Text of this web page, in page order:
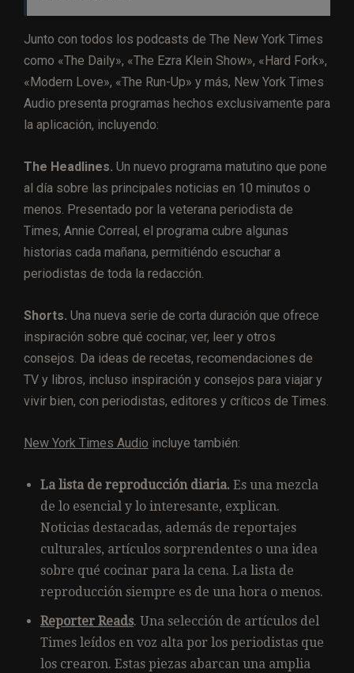
Junto con todos los podcasts de The New York Times
como «The Daily», «The Ezra Klein Show», «Hard Fork»,
«Modern Love», «The Run-Up» y más, New York Times
Audio presenta programas hechos exclusivamente para
la aplicación, incluyendo:
The Headlines. Un nuevo programa matutino que pone
al día sobre las principales noticias en 10 minutos o
menos. Presentado por la veterana periodista de
Times, Annie Correal, el programa cubre algunas
historias cada mañana, permitiéndo escuchar a
periodistas de toda la redacción.
Shorts. Una nueva serie de corta duración que ofrece
inspiración sobre qué cocinar, ver, leer y otros
consejos. Da ideas de recetas, recomendaciones de
TV y libros, incluso inspiración y consejos para viajar y
vivir bien, con periodistas, editores y críticos de Times.
New York Times Audio incluye también:
La lista de reproducción diaria. Es una mezcla
de lo esencial y lo interesante, explican.
Noticias destacadas, además de reportajes
culturales, artículos sorprendentes o una idea
sobre qué cocinar para la cena. La lista de
reproducción siempre es de una hora o menos.
Reporter Reads. Una selección de artículos del
Times leídos en voz alta por los periodistas que
los crearon. Estas piezas abarcan una amplia